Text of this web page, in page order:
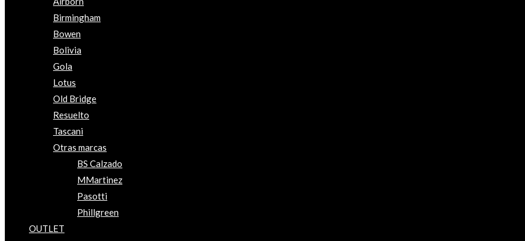
Birmingham
Bowen
Bolivia
Gola
Lotus
Old Bridge
Resuelto
Tascani
Otras marcas
BS Calzado
MMartinez
Pasotti
Phillgreen
OUTLET